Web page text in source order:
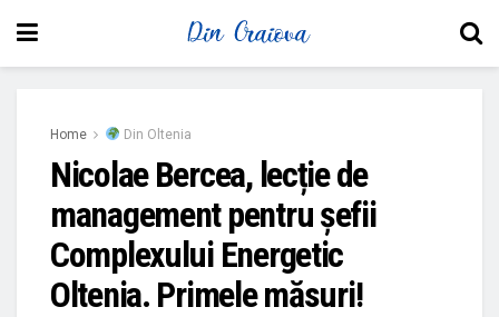
Home Din Oltenia
Nicolae Bercea, lecție de
management pentru șefii
Complexului Energetic
Oltenia. Primele măsuri!